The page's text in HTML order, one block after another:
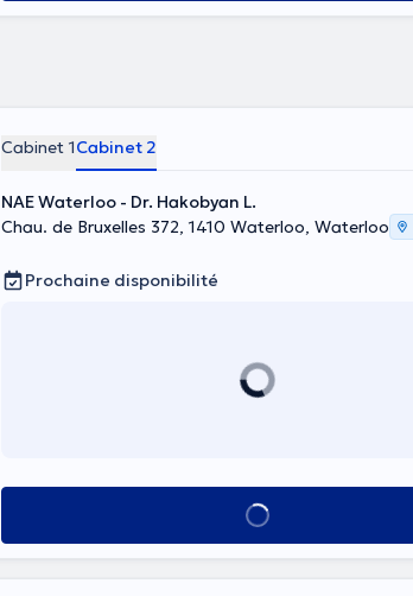
Cabinet 1Cabinet 2
NAE Waterloo - Dr. Hakobyan L.
Chau. de Bruxelles 372, 1410 Waterloo, Waterloo
Prochaine disponibilité
Voir tout